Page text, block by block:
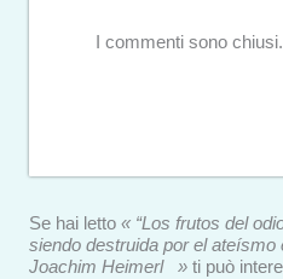
I commenti sono chiusi.
Se hai letto « “Los frutos del
siendo destruida por el ateísmo
Joachim Heimerl » ti può